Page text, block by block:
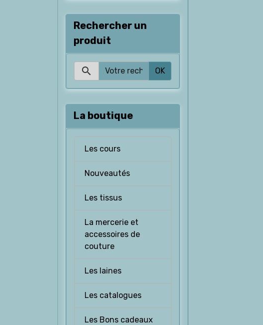
Rechercher un
produit
OK
La boutique
Les cours
Nouveautés
Les tissus
La mercerie et
accessoires de
couture
Les laines
Les catalogues
Les Bons cadeaux